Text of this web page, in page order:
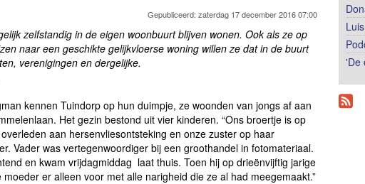
Gepubliceerd: zaterdag 17 december 2016 07:00
zelfstandig in de eigen woonbuurt blijven wonen. Ook als ze op
naar een geschikte gelijkvloerse woning willen ze dat in de buurt
verenigingen en dergelijke.
kennen Tuindorp op hun duimpje, ze woonden van jongs af aan
Het gezin bestond uit vier kinderen. “Ons broertje is op
aan hersenvliesontsteking en onze zuster op haar
Vader was vertegenwoordiger bij een groothandel in fotomateriaal.
en kwam vrijdagmiddag laat thuis. Toen hij op drieënvijftig jarige
er alleen voor met alle narigheid die ze al had meegemaakt.”
'De